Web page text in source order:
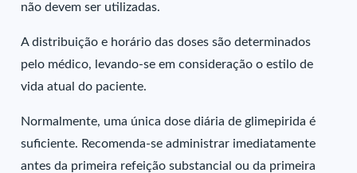
não devem ser utilizadas.
A distribuição e horário das doses são determinados
pelo médico, levando-se em consideração o estilo de
vida atual do paciente.
Normalmente, uma única dose diária de glimepirida é
suficiente. Recomenda-se administrar imediatamente
antes da primeira refeição substancial ou da primeira